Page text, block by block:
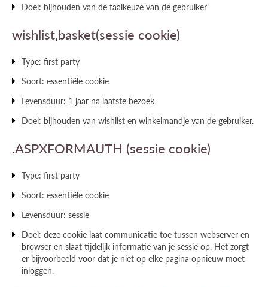
Doel: bijhouden van de taalkeuze van de gebruiker
wishlist,basket(sessie cookie)
Type: first party
Soort: essentiële cookie
Levensduur: 1 jaar na laatste bezoek
Doel: bijhouden van wishlist en winkelmandje van de gebruiker.
.ASPXFORMAUTH (sessie cookie)
Type: first party
Soort: essentiële cookie
Levensduur: sessie
Doel: deze cookie laat communicatie toe tussen webserver en
browser en slaat tijdelijk informatie van je sessie op. Het zorgt
er bijvoorbeeld voor dat je niet op elke pagina opnieuw moet
inloggen.